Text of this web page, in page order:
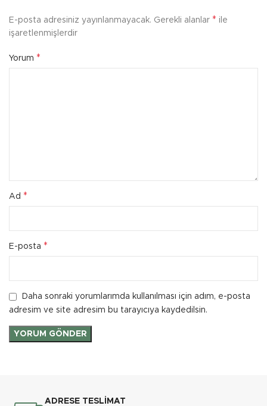
E-posta adresiniz yayınlanmayacak. Gerekli alanlar * ile
işaretlenmişlerdir
Yorum *
Ad *
E-posta *
Daha sonraki yorumlarımda kullanılması için adım, e-posta
adresim ve site adresim bu tarayıcıya kaydedilsin.
ADRESE TESLİMAT